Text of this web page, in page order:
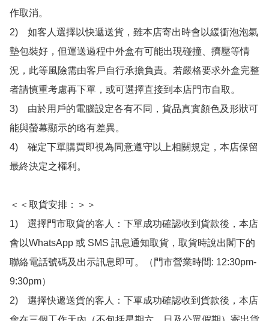
作取消。
2)　如客人選擇以快遞送貨，雖本店寄出時會以緩衝泡泡氣
墊包裝好，但運送過程中外盒有可能出現碰撞、擠壓等情
況，此等風險需由客戶自行承擔負責。若嚴格要求外盒完整
者請慎重考慮再下單，或可選擇直接到本店門市自取。
3)　由於用戶的電腦設定各有不同，貨品真實顏色及形狀可
能與螢幕顯示的略有差異。
4)　確定下單購買即視為同意遵守以上相關規定，本店保留
最終決定之權利。
＜＜取貨安排：＞＞
1)　選擇門市取貨的客人：下單成功確認收到貨款後，本店
會以WhatsApp 或 SMS 訊息通知取貨，取貨時說出閣下的
聯絡電話號碼及出示訊息即可。（門市營業時間: 12:30pm-
9:30pm）
2)　選擇快遞送貨的客人：下單成功確認收到貨款後，本店